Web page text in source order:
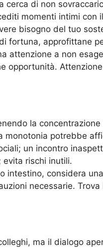
cerca di non
momenti intimi
bisogno del tuo
fortuna, approfittane
attenzione a non
opportunità.
la
monotonia potrebbe
un incontro
evita rischi inutili.
intestino, considera
necessarie.
ma il dialogo